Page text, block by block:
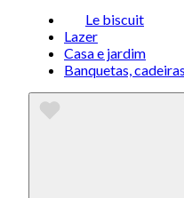
Le biscuit
Lazer
Casa e jardim
Banquetas,